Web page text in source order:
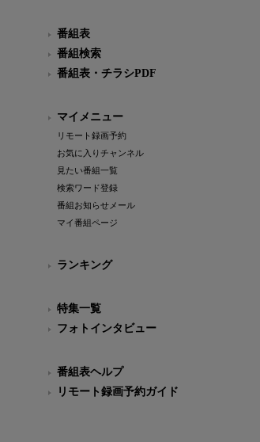
番組表
番組検索
番組表・チラシPDF
マイメニュー
リモート録画予約
お気に入りチャンネル
見たい番組一覧
検索ワード登録
番組お知らせメール
マイ番組ページ
ランキング
特集一覧
フォトインタビュー
番組表ヘルプ
リモート録画予約ガイド